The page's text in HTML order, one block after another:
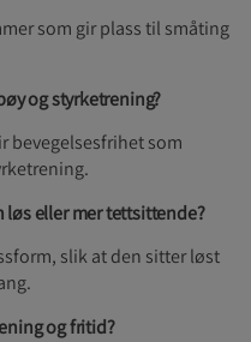
som gir plass til småting
og styrketrening?
bevegelsesfrihet som
løs eller mer tettsittende?
slik at den sitter løst
og fritid?